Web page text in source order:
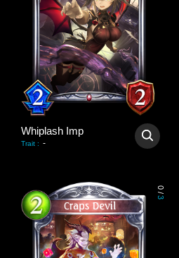
Whiplash Imp
Trait : -
0
/
3